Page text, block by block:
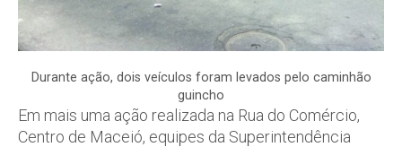
Durante ação, dois veículos foram levados pelo caminhão
guincho
Em mais uma ação realizada na Rua do Comércio,
Centro de Maceió, equipes da Superintendência